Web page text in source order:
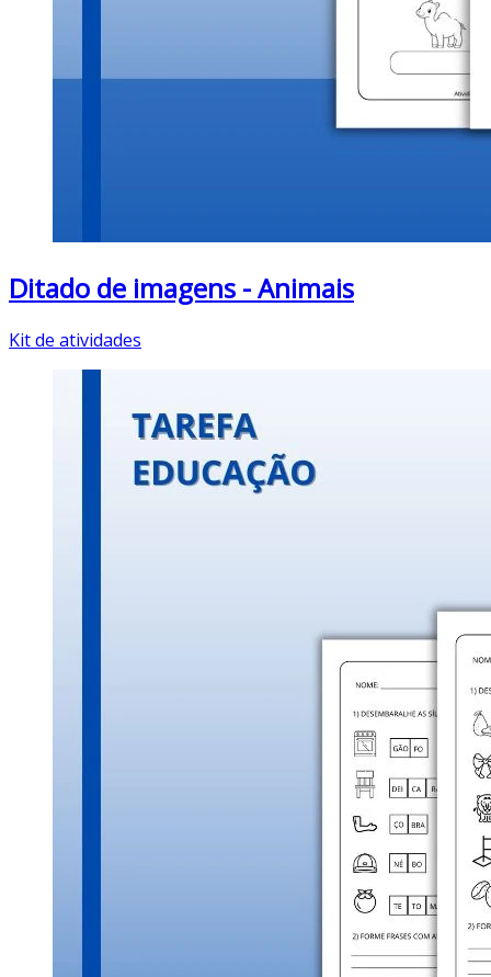
Ditado de imagens - Animais
Kit de atividades